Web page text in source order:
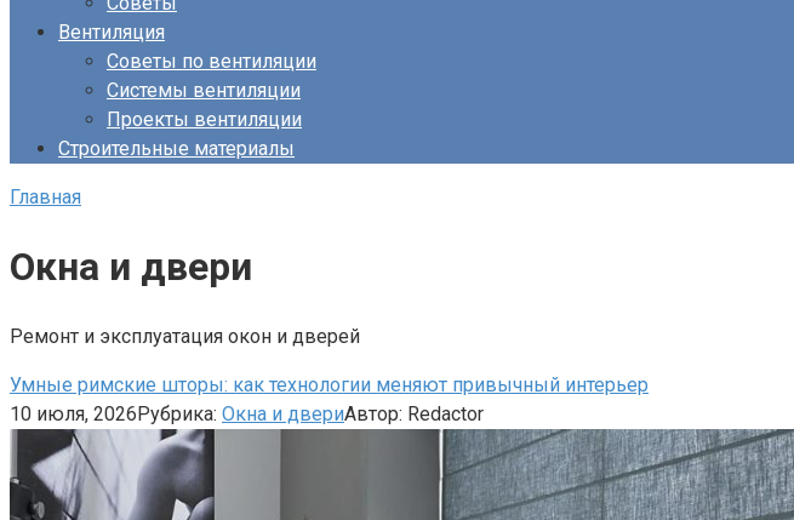
Вентиляция
Советы по вентиляции
Системы вентиляции
Проекты вентиляции
Строительные материалы
Главная
Окна и двери
Ремонт и эксплуатация окон и дверей
Умные римские шторы: как технологии меняют привычный интерьер
10 июля, 2026Рубрика: Окна и двериАвтор: Redactor